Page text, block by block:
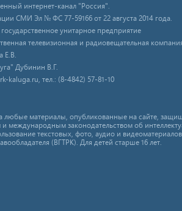
интернет-канал "Россия".
СМИ Эл № ФС 77-59166 от 22 августа 2014 года.
унитарное предприятие
телевизионная и радиовещательная
Е.В.
Дубинин В.Г.
kaluga.ru, тел.: (8-4842) 57-81-10
любые материалы, опубликованные на сайте,
международным законодательством об
текстовых, фото, аудио и
(ВГТРК). Для детей старше 16 лет.